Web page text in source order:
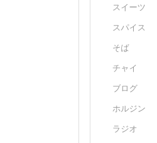
スイーツ
スパイス
そば
チャイ
ブログ
ホルジン
ラジオ